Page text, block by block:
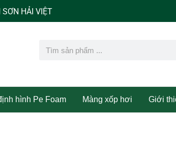
Search
hình Pe Foam Màng xốp hơi Giới